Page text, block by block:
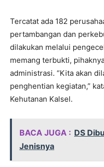
Tercatat ada 182
pertambangan dan
dilakukan melalui
memang terbukti,
administrasi. “Kita akan
penghentian kegiatan,”
Kehutanan Kalsel.
BACA JUGA : DS
Jenisnya